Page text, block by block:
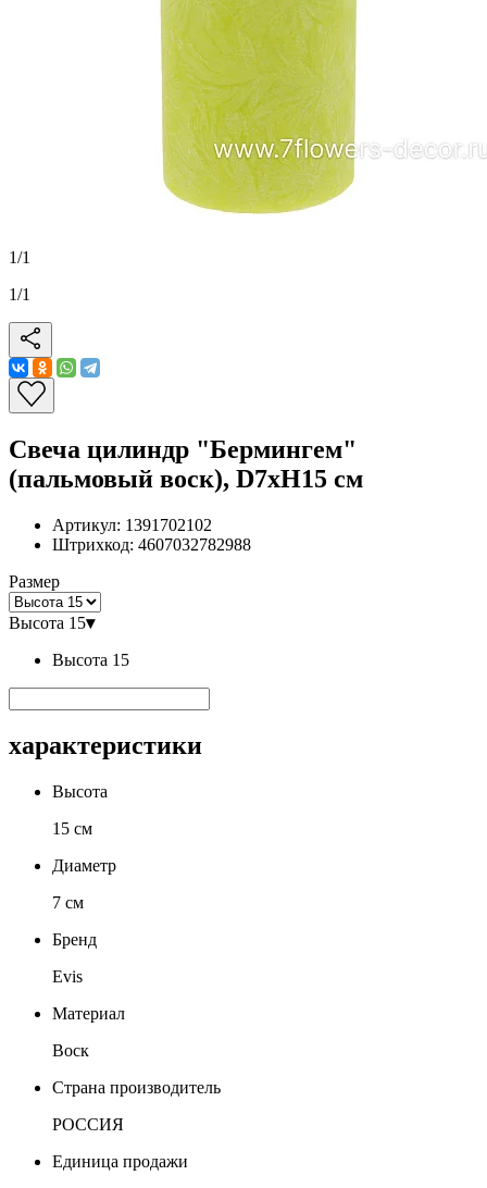
1/1
1/1
Свеча цилиндр "Бермингем"
(пальмовый воск), D7хН15 см
Артикул: 1391702102
Штрихкод: 4607032782988
Размер
Высота 15▾
Высота 15
характеристики
Высота
15 см
Диаметр
7 см
Бренд
Evis
Материал
Воск
Страна производитель
РОССИЯ
Единица продажи